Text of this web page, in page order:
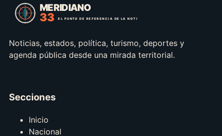
Noticias, estados, política, turismo, deportes y
agenda pública desde una mirada territorial.
Secciones
Inicio
Nacional